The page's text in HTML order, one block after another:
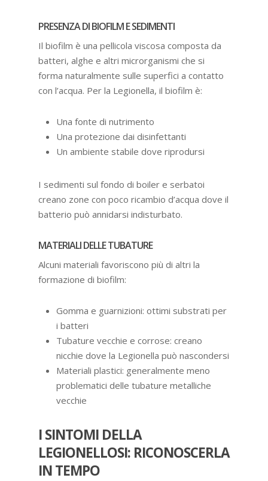
PRESENZA DI BIOFILM E SEDIMENTI
Il biofilm è una pellicola viscosa composta da
batteri, alghe e altri microrganismi che si
forma naturalmente sulle superfici a contatto
con l’acqua. Per la Legionella, il biofilm è:
Una fonte di nutrimento
Una protezione dai disinfettanti
Un ambiente stabile dove riprodursi
I sedimenti sul fondo di boiler e serbatoi
creano zone con poco ricambio d’acqua dove il
batterio può annidarsi indisturbato.
MATERIALI DELLE TUBATURE
Alcuni materiali favoriscono più di altri la
formazione di biofilm:
Gomma e guarnizioni: ottimi substrati per
i batteri
Tubature vecchie e corrose: creano
nicchie dove la Legionella può nascondersi
Materiali plastici: generalmente meno
problematici delle tubature metalliche
vecchie
I SINTOMI DELLA
LEGIONELLOSI: RICONOSCERLA
IN TEMPO